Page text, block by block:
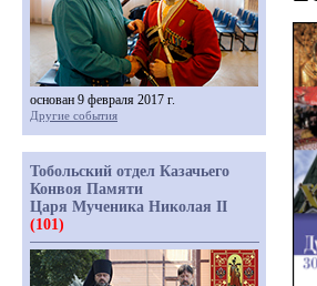
основан 9 февраля 2017 г.
Другие события
Тобольский отдел Казачьего
Конвоя Памяти
Царя Мученика Николая II
(101)